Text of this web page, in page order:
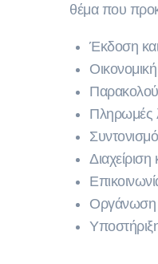
θέμα που
Έκδοση
Πληρωμές
Οργάνωση